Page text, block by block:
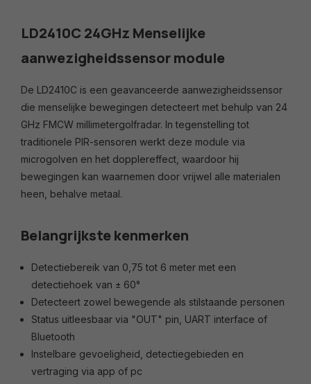
LD2410C 24GHz Menselijke
aanwezigheidssensor module
De LD2410C is een geavanceerde aanwezigheidssensor
die menselijke bewegingen detecteert met behulp van 24
GHz FMCW millimetergolfradar. In tegenstelling tot
traditionele PIR-sensoren werkt deze module via
microgolven en het dopplereffect, waardoor hij
bewegingen kan waarnemen door vrijwel alle materialen
heen, behalve metaal.
Belangrijkste kenmerken
Detectiebereik van 0,75 tot 6 meter met een
detectiehoek van ± 60°
Detecteert zowel bewegende als stilstaande personen
Status uitleesbaar via "OUT" pin, UART interface of
Bluetooth
Instelbare gevoeligheid, detectiegebieden en
vertraging via app of pc